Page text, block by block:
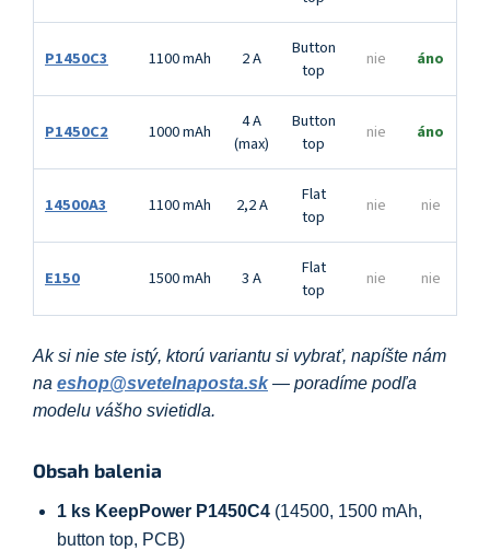
P1450C3 1100 mAh 2 A
Button
top
nie áno
P1450C2 1000 mAh
4 A
(max)
Button
top
nie áno
14500A3 1100 mAh 2,2 A
Flat
top
nie nie
E150 1500 mAh 3 A
Flat
top
nie nie
Ak si nie ste istý, ktorú variantu si vybrať, napíšte nám
na eshop@svetelnaposta.sk— poradíme podľa
modelu vášho svietidla.
Obsah balenia
1 ks KeepPower P1450C4 (14500, 1500 mAh,
button top, PCB)